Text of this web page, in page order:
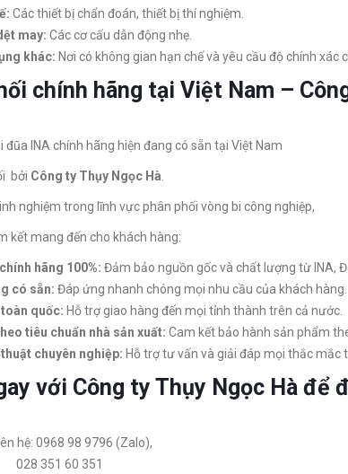
Các thiết bị chẩn đoán, thiết bị thí nghiệm.
may: Các cơ cấu dẫn động nhẹ.
khác: Nơi có không gian hạn chế và yêu cầu độ chính xác
chính hãng tại Việt Nam –
đũa INA chính hãng hiện đang có sẵn tại Việt Nam
bởi Công ty Thụy Ngọc Hà
nghiệm trong lĩnh vực phân phối vòng bi công nghiệp,
kết mang đến cho khách hàng:
hãng 100%: Đảm bảo nguồn gốc và chất lượng từ INA,
có sẵn: Đáp ứng nhanh chóng mọi nhu cầu của khách hàng.
quốc: Hỗ trợ giao hàng đến mọi tỉnh thành trên cả nước.
tiêu chuẩn nhà sản xuất: Cam kết bảo hành sản phẩm
chuyên nghiệp: Hỗ trợ tư vấn và giải đáp mọi thắc mắc
với Công ty Thụy Ngọc Hà để
hệ: 0968 98 9796 (Zalo),
60 351